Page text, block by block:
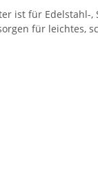
ist für
für leichtes,